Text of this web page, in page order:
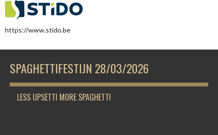
https://www.stido.be
SPAGHETTIFESTIJN 28/03/2026
LESS UPSETTI MORE SPAGHETTI